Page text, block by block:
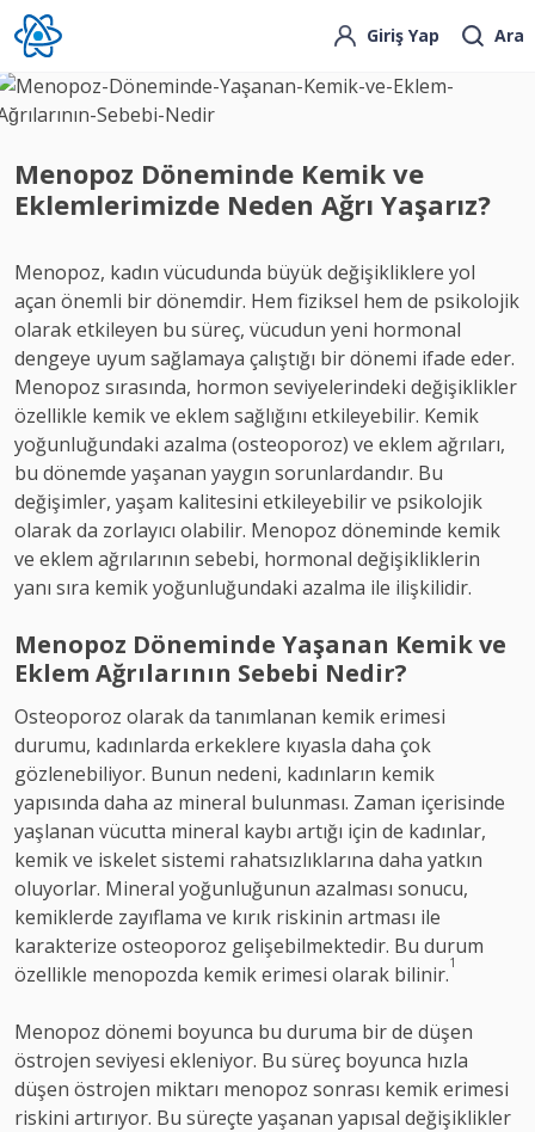
Giriş Yap Ara
Menopoz Döneminde Kemik ve
Eklemlerimizde Neden Ağrı Yaşarız?
Menopoz, kadın vücudunda büyük değişikliklere yol
açan önemli bir dönemdir. Hem fiziksel hem de psikolojik
olarak etkileyen bu süreç, vücudun yeni hormonal
dengeye uyum sağlamaya çalıştığı bir dönemi ifade eder.
Menopoz sırasında, hormon seviyelerindeki değişiklikler
özellikle kemik ve eklem sağlığını etkileyebilir. Kemik
yoğunluğundaki azalma (osteoporoz) ve eklem ağrıları,
bu dönemde yaşanan yaygın sorunlardandır. Bu
değişimler, yaşam kalitesini etkileyebilir ve psikolojik
olarak da zorlayıcı olabilir. Menopoz döneminde kemik
ve eklem ağrılarının sebebi, hormonal değişikliklerin
yanı sıra kemik yoğunluğundaki azalma ile ilişkilidir.
Menopoz Döneminde Yaşanan Kemik ve
Eklem Ağrılarının Sebebi Nedir?
Osteoporoz olarak da tanımlanan kemik erimesi
durumu, kadınlarda erkeklere kıyasla daha çok
gözlenebiliyor. Bunun nedeni, kadınların kemik
yapısında daha az mineral bulunması. Zaman içerisinde
yaşlanan vücutta mineral kaybı artığı için de kadınlar,
kemik ve iskelet sistemi rahatsızlıklarına daha yatkın
oluyorlar. Mineral yoğunluğunun azalması sonucu,
kemiklerde zayıflama ve kırık riskinin artması ile
karakterize osteoporoz gelişebilmektedir. Bu durum
özellikle menopozda kemik erimesi olarak bilinir.1
Menopoz dönemi boyunca bu duruma bir de düşen
östrojen seviyesi ekleniyor. Bu süreç boyunca hızla
düşen östrojen miktarı menopoz sonrası kemik erimesi
riskini artırıyor. Bu süreçte yaşanan yapısal değişiklikler